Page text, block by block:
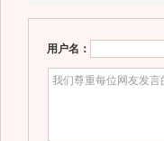
用户名：